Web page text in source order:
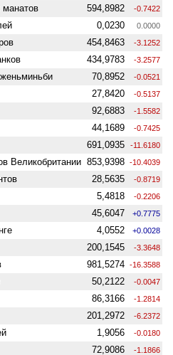
манатов 594,8982 -0.7422
0,0230 0.0000
454,8463 -3.1252
434,9783 -3.2577
70,8952 -0.0521
27,8420 -0.5137
92,6883 -1.5582
44,1689 -0.7425
691,0935 -11.6180
Велико­британии 853,9398 -10.4039
28,5635 -0.8719
5,4818 -0.2206
45,6047 +0.7775
4,0552 +0.0028
200,1545 -3.3648
981,5274 -16.3588
50,2122 -0.0047
86,3166 -1.2814
201,2972 -6.2372
1,9056 -0.0180
72,9086 -1.1866